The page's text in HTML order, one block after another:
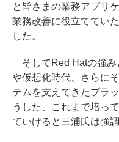
と皆さまの業務アプリ
業務改善に役立ててい
した。
そしてRed Hatの強み
や仮想化時代、さらに
テムを支えてきたプラ
うした、これまで培っ
ていけると三浦氏は強調